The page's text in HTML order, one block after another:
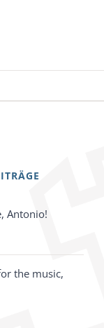
Antonio!
the music,